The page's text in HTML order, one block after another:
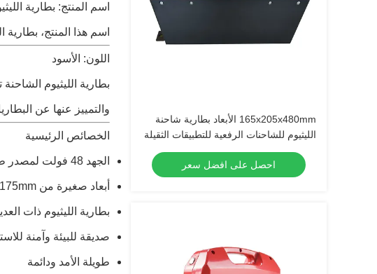
165x205x480mm الأبعاد بطارية شاحنة
الليثيوم للشاحنات الرفعية للتطبيقات الثقيلة
احصل على افضل سعر
اسم المنتج: بطارية
اسم هذا المنتج، بطارية
اللون: الأسود
بطارية الليثيوم
والتمييز عنها عن
الخصائص الرئيسية
الجهد 48 فولت لمصدر طاقة موثوق به
أبعاد صغيرة من 330x120x175mm لسهولة التثبيت
بطارية الليثيوم ذات
صديقة للبيئة وآمنة
طويلة الأمد ودائمة